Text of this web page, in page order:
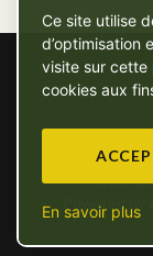
Powered by
Ce site utilise
d’optimisation
visite sur cette
cookies aux
En savoir plus